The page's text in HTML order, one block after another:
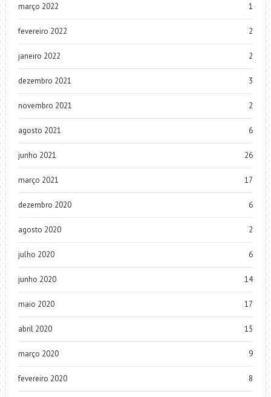
março 2022 1
fevereiro 2022 2
janeiro 2022 2
dezembro 2021 3
novembro 2021 2
agosto 2021 6
junho 2021 26
março 2021 17
dezembro 2020 6
agosto 2020 2
julho 2020 6
junho 2020 14
maio 2020 17
abril 2020 15
março 2020 9
fevereiro 2020 8